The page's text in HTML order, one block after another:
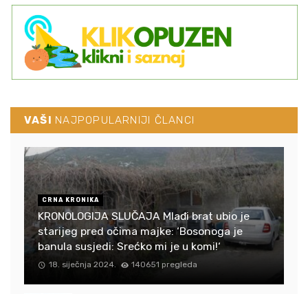
VAŠI NAJPOPULARNIJI ČLANCI
CRNA KRONIKA
KRONOLOGIJA SLUČAJA Mlađi brat ubio je
starijeg pred očima majke: ‘Bosonoga je
banula susjedi: Srećko mi je u komi!‘
18. siječnja 2024. 140651 pregleda